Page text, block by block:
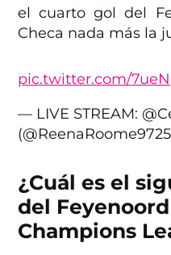
el cuarto gol del
Checa nada más la
pic.twitter.com/
— LIVE STREAM:
¿Cuál es el
del
Champions